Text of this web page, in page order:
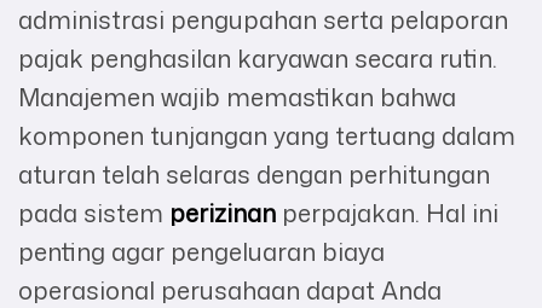
administrasi pengupahan serta pelaporan
pajak penghasilan karyawan secara rutin.
Manajemen wajib memastikan bahwa
komponen tunjangan yang tertuang dalam
aturan telah selaras dengan perhitungan
pada sistem perizinan perpajakan. Hal ini
penting agar pengeluaran biaya
operasional perusahaan dapat Anda